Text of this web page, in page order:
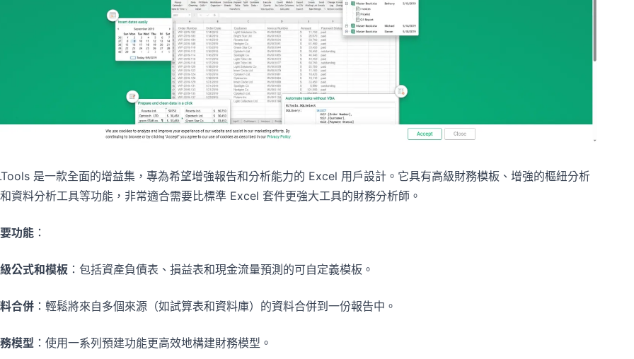
是一款全面的增益集，專為希望增強報告和分析能力的 Excel 用戶設計。它具有高級財務模板、增強的樞紐分析
資料分析工具等功能，非常適合需要比標準 Excel 套件更強大工具的財務分析師。
功能 ：
公式和模板 ：包括資產負債表、損益表和現金流量預測的可自定義模板。
合併 ：輕鬆將來自多個來源（如試算表和資料庫）的資料合併到一份報告中。
模型 ：使用一系列預建功能更高效地構建財務模型。